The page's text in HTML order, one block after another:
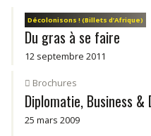
Décolonisons ! (Billets d’Afrique)
Du gras à se faire
12 septembre 2011
Brochures
Diplomatie, Business
25 mars 2009